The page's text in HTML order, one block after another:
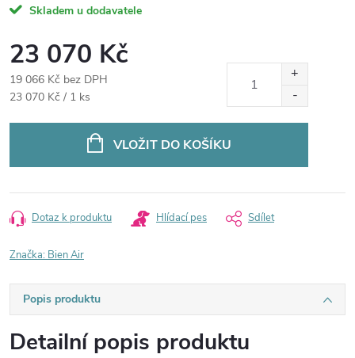
Skladem u dodavatele
23 070 Kč
19 066 Kč bez DPH
Měrná
23 070 Kč / 1 ks
VLOŽIT DO KOŠÍKU
Dotaz k produktu Hlídací pes Sdílet
Značka: Bien Air
Popis produktu
Detailní popis produktu